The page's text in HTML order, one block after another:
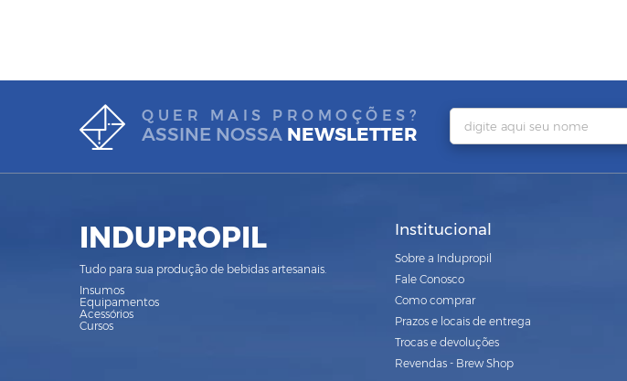
QUER MAIS PROMOÇÕES?
ASSINE NOSSA NEWSLETTER
INDUPROPIL
Tudo para sua produção de bebidas artesanais.
Insumos
Equipamentos
Acessórios
Cursos
Institucional
Sobre a Indupropil
Fale Conosco
Como comprar
Prazos e locais de entrega
Trocas e devoluções
Revendas - Brew Shop